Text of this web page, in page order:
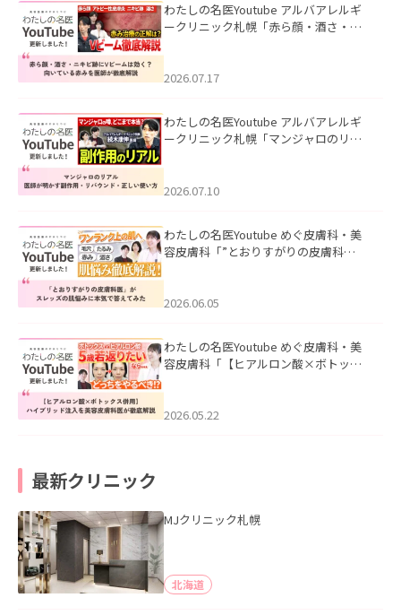
わたしの名医Youtube アルバアレルギ
ークリニック札幌「赤ら顔・酒さ・ニ
した。
2026.07.17
わたしの名医Youtube アルバアレルギ
ークリニック札幌「マンジャロのリア
た。
2026.07.10
わたしの名医Youtube めぐ皮膚科・美
容皮膚科「”とおりすがりの皮膚科
2026.06.05
わたしの名医Youtube めぐ皮膚科・美
容皮膚科「【ヒアルロン酸×ボトック
た。
2026.05.22
最新クリニック
MJクリニック札幌
北海道